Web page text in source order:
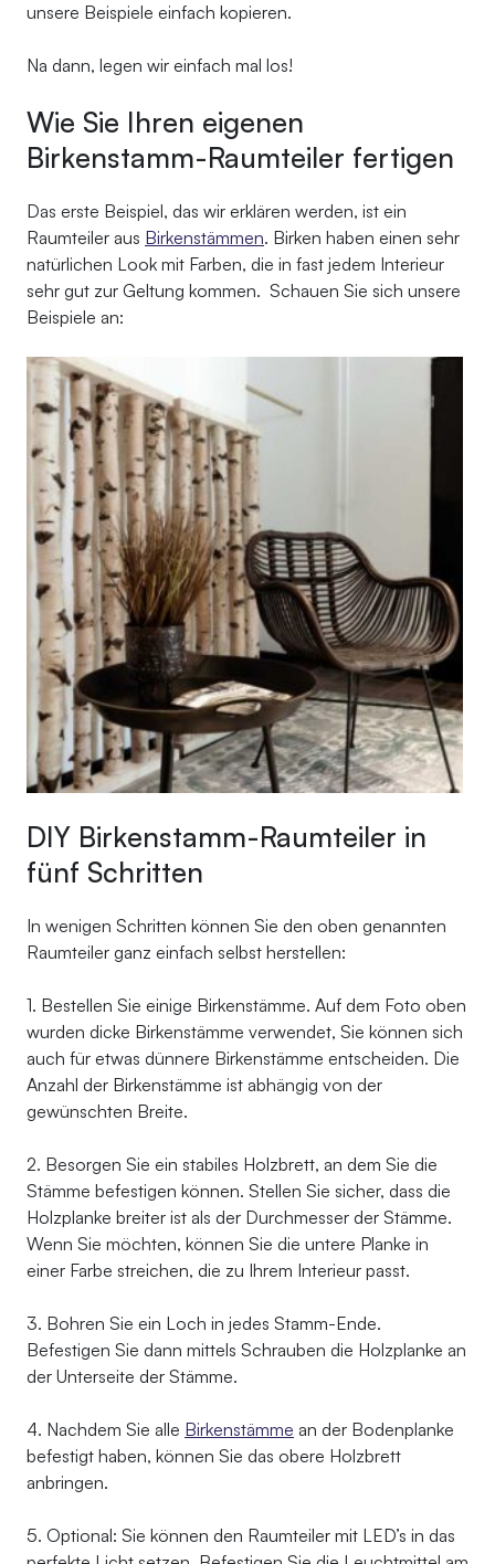
unsere Beispiele einfach kopieren.
Na dann, legen wir einfach mal los!
Wie Sie Ihren eigenen
Birkenstamm-Raumteiler fertigen
Das erste Beispiel, das wir erklären werden, ist ein
Raumteiler aus Birkenstämmen. Birken haben einen sehr
natürlichen Look mit Farben, die in fast jedem Interieur
sehr gut zur Geltung kommen. Schauen Sie sich unsere
Beispiele an:
DIY Birkenstamm-Raumteiler in
fünf Schritten
In wenigen Schritten können Sie den oben genannten
Raumteiler ganz einfach selbst herstellen:
1. Bestellen Sie einige Birkenstämme. Auf dem Foto oben
wurden dicke Birkenstämme verwendet, Sie können sich
auch für etwas dünnere Birkenstämme entscheiden. Die
Anzahl der Birkenstämme ist abhängig von der
gewünschten Breite.
2. Besorgen Sie ein stabiles Holzbrett, an dem Sie die
Stämme befestigen können. Stellen Sie sicher, dass die
Holzplanke breiter ist als der Durchmesser der Stämme.
Wenn Sie möchten, können Sie die untere Planke in
einer Farbe streichen, die zu Ihrem Interieur passt.
3. Bohren Sie ein Loch in jedes Stamm-Ende.
Befestigen Sie dann mittels Schrauben die Holzplanke an
der Unterseite der Stämme.
4. Nachdem Sie alle Birkenstämme an der Bodenplanke
befestigt haben, können Sie das obere Holzbrett
anbringen.
5. Optional: Sie können den Raumteiler mit LED’s in das